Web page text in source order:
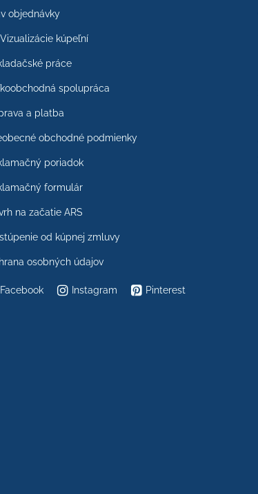
objednávky
kúpeľní
práce
spolupráca
a platba
obchodné podmienky
poriadok
formulár
na začatie ARS
od kúpnej zmluvy
osobných údajov
Facebook Instagram Pinterest